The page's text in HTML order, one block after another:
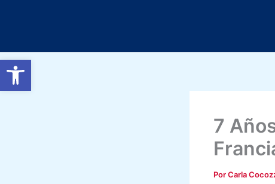
Abrir barra de herramientas
7
PorCarla